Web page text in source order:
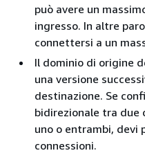
può avere un
ingresso. In altre
connettersi a un
Il dominio di origine
una versione
destinazione. Se
bidirezionale tra due
uno o entrambi, devi
connessioni.